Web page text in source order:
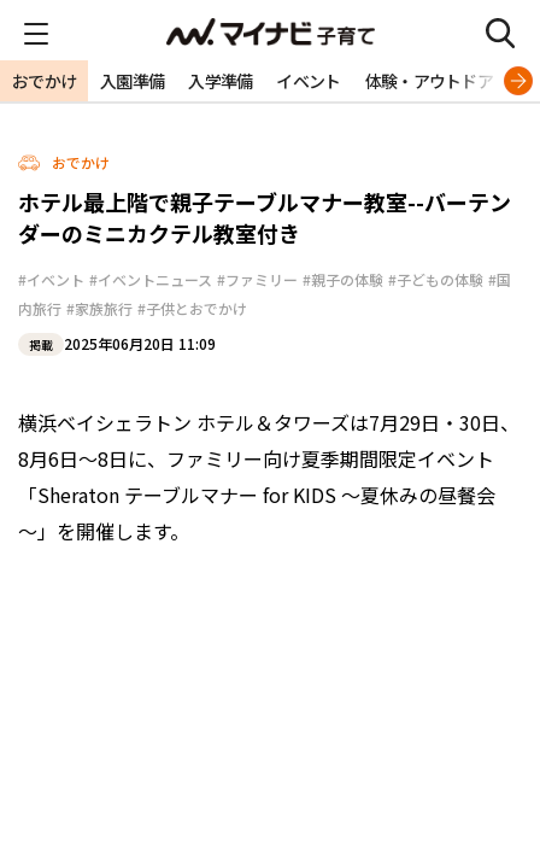
おでかけ 入園準備 入学準備 イベント 体験・アウトドア 旅
おでかけ
ホテル最上階で親子テーブルマナー教室--バーテン
ダーのミニカクテル教室付き
#イベント #イベントニュース #ファミリー #親子の体験 #子どもの体験 #国
内旅行 #家族旅行 #子供とおでかけ
掲載 2025年06月20日 11:09
横浜ベイシェラトン ホテル＆タワーズは7月29日・30日、
8月6日～8日に、ファミリー向け夏季期間限定イベント
「Sheraton テーブルマナー for KIDS ～夏休みの昼餐会
～」を開催します。